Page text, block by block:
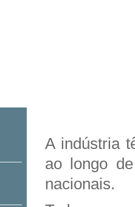
A indústria
ao longo
nacionais.